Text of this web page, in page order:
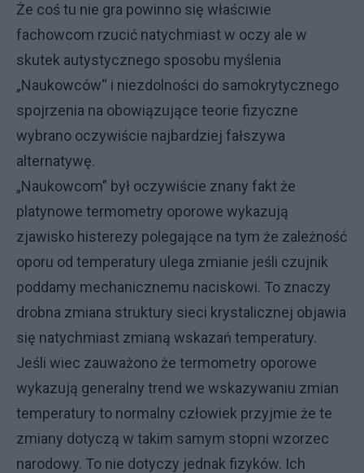
Że coś tu nie gra powinno się właściwie
fachowcom rzucić natychmiast w oczy ale w
skutek autystycznego sposobu myślenia
„Naukowców“ i niezdolności do samokrytycznego
spojrzenia na obowiązujące teorie fizyczne
wybrano oczywiście najbardziej fałszywa
alternatywę.
„Naukowcom” był oczywiście znany fakt że
platynowe termometry oporowe wykazują
zjawisko histerezy polegające na tym że zależność
oporu od temperatury ulega zmianie jeśli czujnik
poddamy mechanicznemu naciskowi. To znaczy
drobna zmiana struktury sieci krystalicznej objawia
się natychmiast zmianą wskazań temperatury.
Jeśli wiec zauważono że termometry oporowe
wykazują generalny trend we wskazywaniu zmian
temperatury to normalny człowiek przyjmie że te
zmiany dotyczą w takim samym stopni wzorzec
narodowy. To nie dotyczy jednak fizyków. Ich